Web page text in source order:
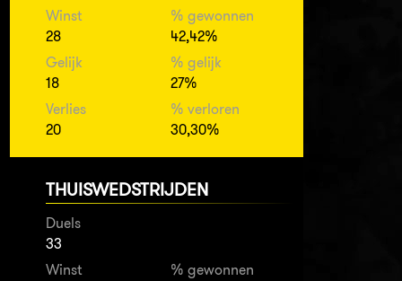
Winst
28
% gewonnen
42,42%
Gelijk
18
% gelijk
27%
Verlies
20
% verloren
30,30%
THUISWEDSTRIJDEN
Duels
33
Winst
% gewonnen